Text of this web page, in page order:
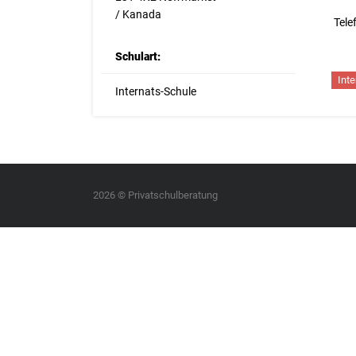
/ Kanada
Schulart:
Internats-Schule
2026 © Privatschulberatung